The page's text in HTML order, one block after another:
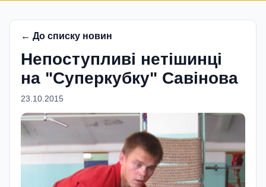
← До списку новин
Непоступливі нетішинці
на "Суперкубку" Савінова
23.10.2015